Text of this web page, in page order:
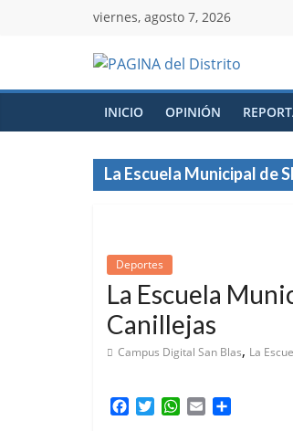
viernes, agosto 7, 2026
INICIO OPINIÓN
La Escuela Municipal de
Deportes
La Escuela
Canillejas
Campus Digital San Blas, La
W